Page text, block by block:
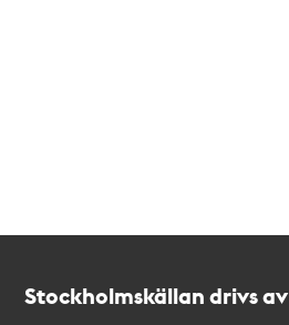
Stockholmskällan drivs av